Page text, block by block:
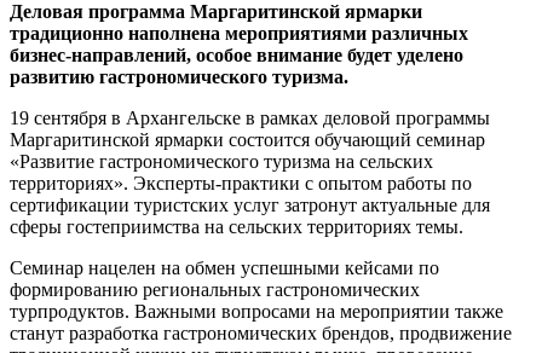
Деловая программа Маргаритинской ярмарки
традиционно наполнена мероприятиями различных
бизнес-направлений, особое внимание будет уделено
развитию гастрономического туризма.
19 сентября в Архангельске в рамках деловой программы
Маргаритинской ярмарки состоится обучающий семинар
«Развитие гастрономического туризма на сельских
территориях». Эксперты-практики с опытом работы по
сертификации туристских услуг затронут актуальные для
сферы гостеприимства на сельских территориях темы.
Семинар нацелен на обмен успешными кейсами по
формированию региональных гастрономических
турпродуктов. Важными вопросами на мероприятии также
станут разработка гастрономических брендов, продвижение